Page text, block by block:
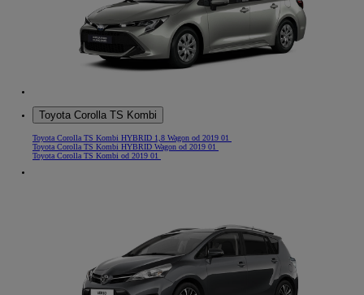
Toyota Corolla TS Kombi
Toyota Corolla TS Kombi HYBRID 1,8 Wagon od 2019 01
Toyota Corolla TS Kombi HYBRID Wagon od 2019 01
Toyota Corolla TS Kombi od 2019 01